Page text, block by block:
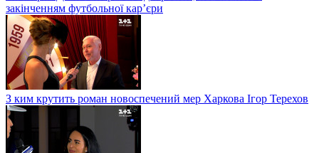
закінченням футбольної кар’єри
З ким крутить роман новоспечений мер Харкова Ігор Терехов